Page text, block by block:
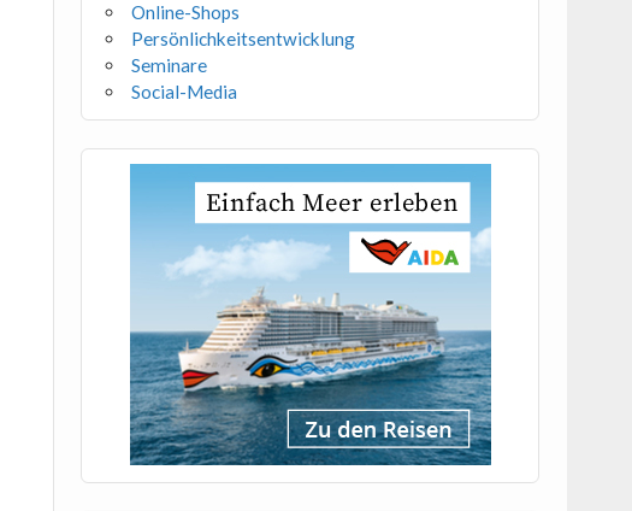
Online-Shops
Persönlichkeitsentwicklung
Seminare
Social-Media